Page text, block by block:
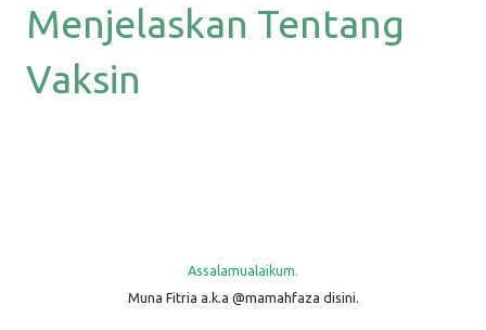
Menjelaskan Tentang
Vaksin
Assalamualaikum.
Muna Fitria a.k.a @mamahfaza disini.